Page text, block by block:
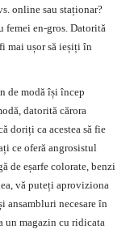
online sau staționar?
femei en-gros. Datorită
mai ușor să ieșiți în
de modă își încep
datorită cărora
doriți ca acestea să fie
ce oferă angrosistul
de eșarfe colorate, benzi
vă puteți aproviziona
ansambluri necesare în
un magazin cu ridicata